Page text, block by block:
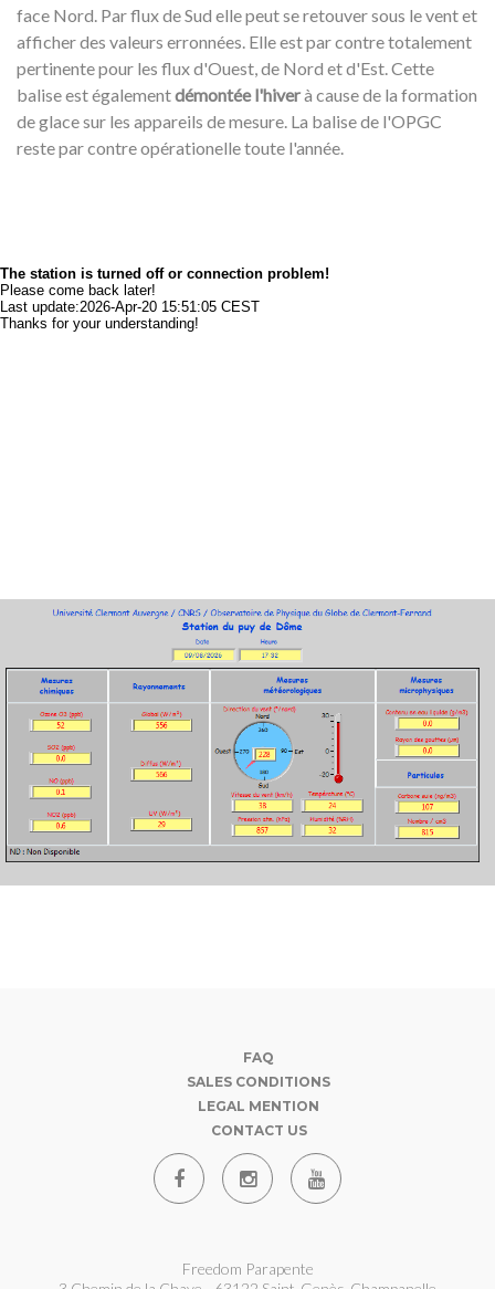
face Nord. Par flux de Sud elle peut se retouver sous le vent et
afficher des valeurs erronnées. Elle est par contre totalement
pertinente pour les flux d'Ouest, de Nord et d'Est. Cette
balise est égalementdémontée l'hiverà cause de la formation
de glace sur les appareils de mesure. La balise de l'OPGC
reste par contre opérationelle toute l'année.
FAQ
SALES CONDITIONS
LEGAL MENTION
CONTACT US
Freedom Parapente